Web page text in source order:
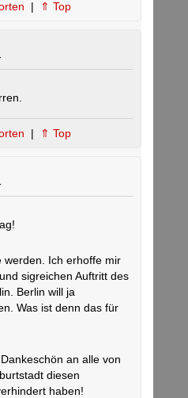
| ⇑ Top
| ⇑ Top
werden. Ich erhoffe mir
sigreichen Auftritt des
Berlin will ja
Was ist denn das für
an alle von
diesen
haben!